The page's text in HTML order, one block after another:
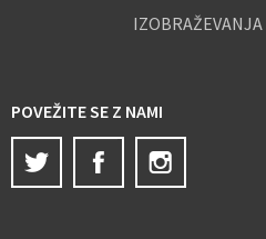
POVEŽITE SE Z NAMI
Twitter
Facebook